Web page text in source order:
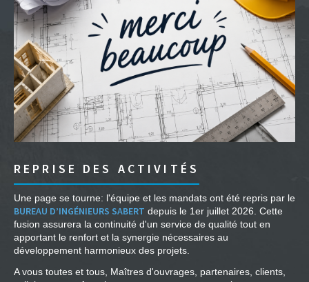
REPRISE DES ACTIVITÉS
Une page se tourne: l'équipe et les mandats ont été repris par le
BUREAU D’INGÉNIEURS SABERT depuis le 1er juillet 2026. Cette
fusion assurera la continuité d'un service de qualité tout en
apportant le renfort et la synergie nécessaires au
développement harmonieux des projets.
A vous toutes et tous, Maîtres d'ouvrages, partenaires, clients,